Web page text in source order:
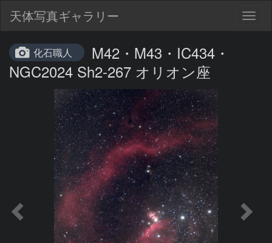
天体写真ギャラリー
化石職人
M42・M43・IC434・
NGC2024 Sh2-267 オリオン座